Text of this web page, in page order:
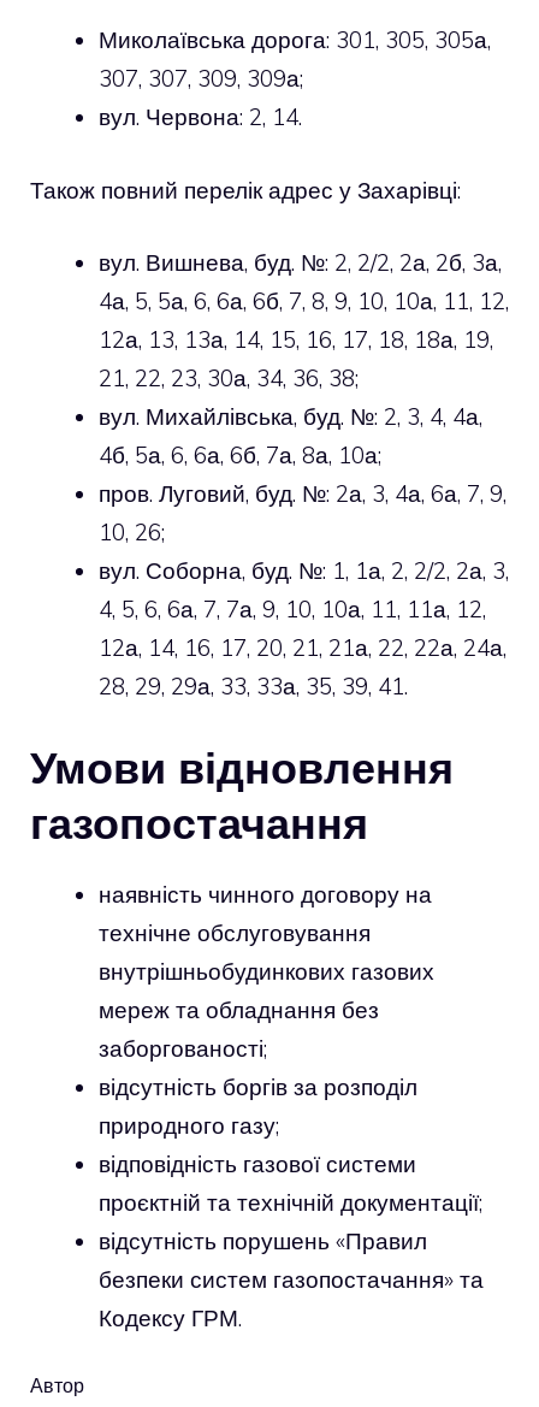
Миколаївська дорога: 301, 305, 305а,
307, 307, 309, 309а;
вул. Червона: 2, 14.
Також повний перелік адрес у Захарівці:
вул. Вишнева, буд. №: 2, 2/2, 2а, 2б, 3а,
4а, 5, 5а, 6, 6а, 6б, 7, 8, 9, 10, 10а, 11, 12,
12а, 13, 13а, 14, 15, 16, 17, 18, 18а, 19,
21, 22, 23, 30а, 34, 36, 38;
вул. Михайлівська, буд. №: 2, 3, 4, 4а,
4б, 5а, 6, 6а, 6б, 7а, 8а, 10а;
пров. Луговий, буд. №: 2а, 3, 4а, 6а, 7, 9,
10, 26;
вул. Соборна, буд. №: 1, 1а, 2, 2/2, 2а, 3,
4, 5, 6, 6а, 7, 7а, 9, 10, 10а, 11, 11а, 12,
12а, 14, 16, 17, 20, 21, 21а, 22, 22а, 24а,
28, 29, 29а, 33, 33а, 35, 39, 41.
Умови відновлення
газопостачання
наявність чинного договору на
технічне обслуговування
внутрішньобудинкових газових
мереж та обладнання без
заборгованості;
відсутність боргів за розподіл
природного газу;
відповідність газової системи
проєктній та технічній документації;
відсутність порушень «Правил
безпеки систем газопостачання» та
Кодексу ГРМ.
Автор